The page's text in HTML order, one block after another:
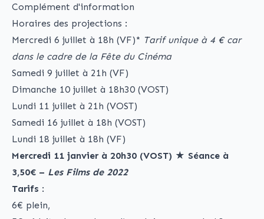
Complément d'information
Horaires des projections :
Mercredi 6 juillet à 18h (VF)* Tarif unique à 4 € car
dans le cadre de la Fête du Cinéma
Samedi 9 juillet à 21h (VF)
Dimanche 10 juillet à 18h30 (VOST)
Lundi 11 juillet à 21h (VOST)
Samedi 16 juillet à 18h (VOST)
Lundi 18 juillet à 18h (VF)
Mercredi 11 janvier à 20h30 (VOST) ★ Séance à
3,50€ – Les Films de 2022
Tarifs :
6€ plein,